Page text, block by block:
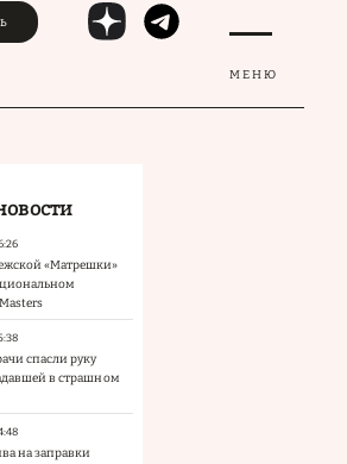
МЕНЮ
«Матрешки»
спасли руку
в страшном
на заправки